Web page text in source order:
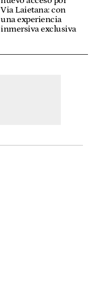
Via Laietana: con
una experiencia
inmersiva exclusiva